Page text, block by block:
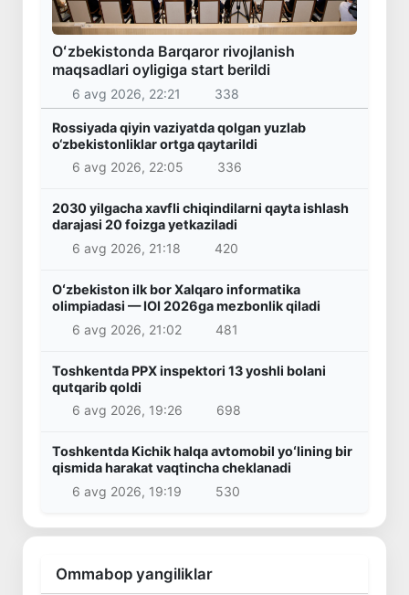
Oʻzbekistonda Barqaror rivojlanish
maqsadlari oyligiga start berildi
6 avg 2026, 22:21 338
Rossiyada qiyin vaziyatda qolgan yuzlab
o‘zbekistonliklar ortga qaytarildi
6 avg 2026, 22:05
336
2030 yilgacha xavfli chiqindilarni qayta ishlash
darajasi 20 foizga yetkaziladi
6 avg 2026, 21:18
420
Oʻzbekiston ilk bor Xalqaro informatika
olimpiadasi — IOI 2026ga mezbonlik qiladi
6 avg 2026, 21:02
481
Toshkentda PPX inspektori 13 yoshli bolani
qutqarib qoldi
6 avg 2026, 19:26
698
Toshkentda Kichik halqa avtomobil yoʻlining bir
qismida harakat vaqtincha cheklanadi
6 avg 2026, 19:19
530
Ommabop yangiliklar